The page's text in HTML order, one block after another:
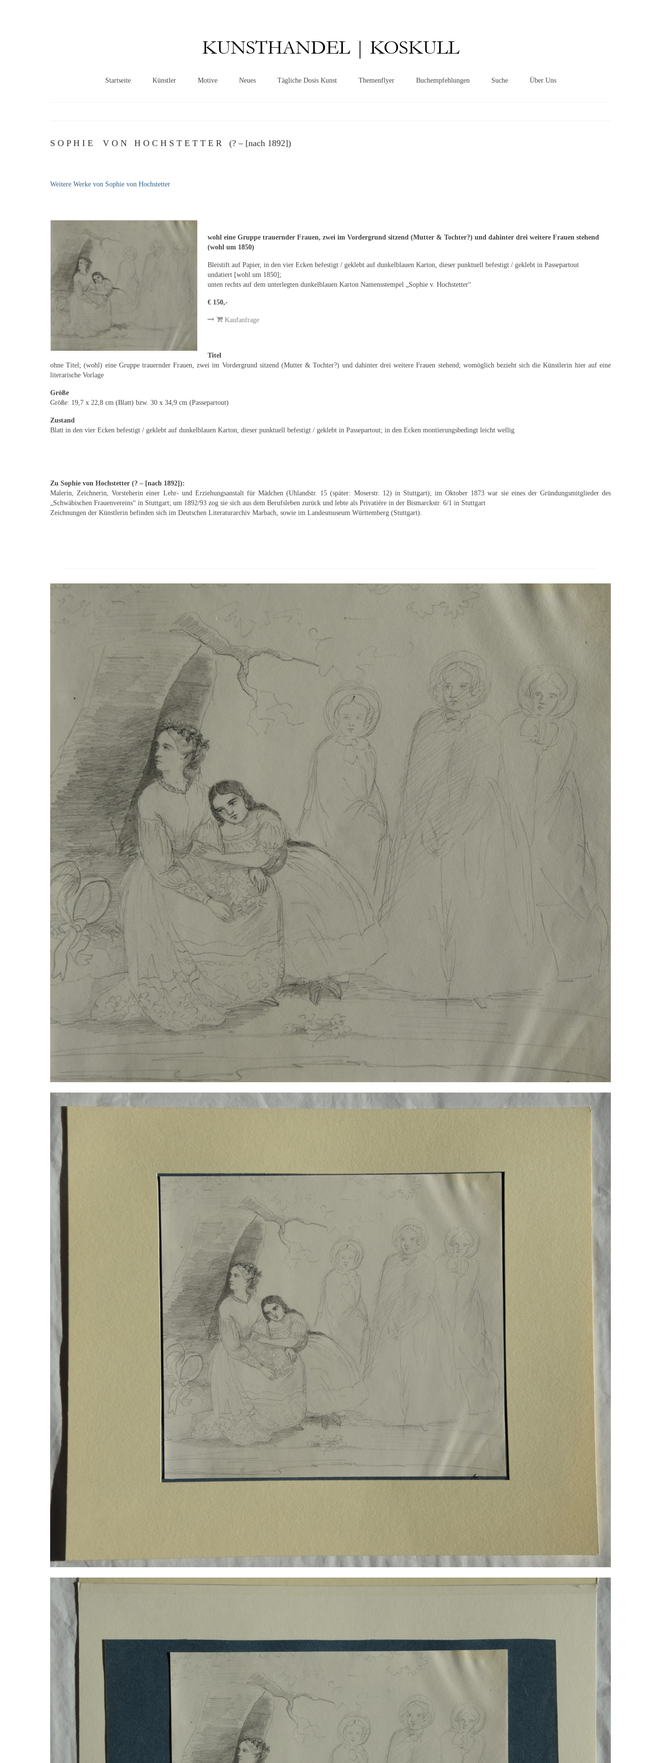
KUNSTHANDEL | KOSKULL
Startseite Künstler Motive Neues Tägliche Dosis Kunst Themenflyer Buchempfehlungen Suche Über Uns
S O P H I E V O N H O C H S T E T T E R (? – [nach 1892])
Weitere Werke von Sophie von Hochstetter
wohl eine Gruppe trauernder Frauen, zwei im Vordergrund sitzend (Mutter & Tochter?) und dahinter drei weitere Frauen stehend
(wohl um 1850)
Bleistift auf Papier, in den vier Ecken befestigt / geklebt auf dunkelblauen Karton, dieser punktuell befestigt / geklebt in Passepartout
undatiert [wohl um 1850];
unten rechts auf dem unterlegten dunkelblauen Karton Namensstempel „Sophie v. Hochstetter“
€ 150,-
Kaufanfrage
Titel
ohne Titel; (wohl) eine Gruppe trauernder Frauen, zwei im Vordergrund sitzend (Mutter & Tochter?) und dahinter drei weitere Frauen stehend; womöglich bezieht sich die Künstlerin hier auf eine
literarische Vorlage
Größe
Größe: 19,7 x 22,8 cm (Blatt) bzw. 30 x 34,9 cm (Passepartout)
Zustand
Blatt in den vier Ecken befestigt / geklebt auf dunkelblauen Karton, dieser punktuell befestigt / geklebt in Passepartout; in den Ecken montierungsbedingt leicht wellig
Zu Sophie von Hochstetter (? – [nach 1892]):
Malerin, Zeichnerin, Vorsteherin einer Lehr- und Erziehungsanstalt für Mädchen (Uhlandstr. 15 (später: Moserstr. 12) in Stuttgart); im Oktober 1873 war sie eines der Gründungsmitglieder des
„Schwäbischen Frauenvereins“ in Stuttgart; um 1892/93 zog sie sich aus dem Berufsleben zurück und lebte als Privatiére in der Bismarckstr. 6/1 in Stuttgart
Zeichnungen der Künstlerin befinden sich im Deutschen Literaturarchiv Marbach, sowie im Landesmuseum Württemberg (Stuttgart).